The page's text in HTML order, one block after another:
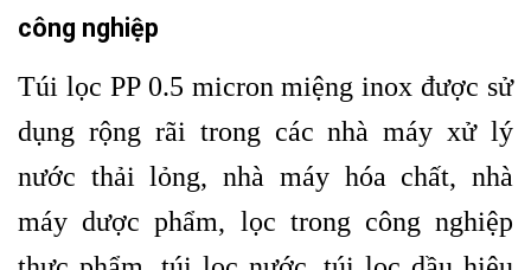
công nghiệp
Túi lọc PP 0.5 micron miệng inox được sử
dụng rộng rãi trong các nhà máy xử lý
nước thải lỏng, nhà máy hóa chất, nhà
máy dược phẩm, lọc trong công nghiệp